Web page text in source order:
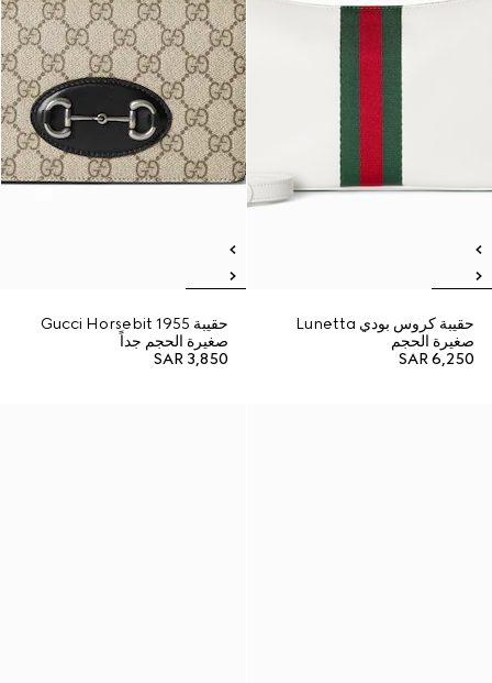
حقيبة كروس بودي Lunetta
صغيرة الحجم
SAR 6,250
حقيبة Gucci Horsebit 1955
صغيرة الحجم جداً
SAR 3,850